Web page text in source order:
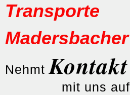
Transporte
Madersbacher
NehmtKontakt
mit uns auf